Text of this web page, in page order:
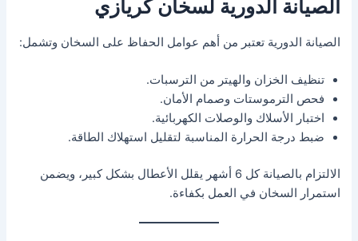
الصيانة الدورية لسخان كريازي
الصيانة الدورية تعتبر من أهم عوامل الحفاظ على السخان وتشمل:
تنظيف الخزان والهيتر من الترسبات.
فحص الترموستات وصمام الأمان.
اختبار الأسلاك والوصلات الكهربائية.
ضبط درجة الحرارة المناسبة لتقليل استهلاك الطاقة.
الالتزام بالصيانة كل 6 أشهر يقلل الأعطال بشكل كبير، ويضمن
استمرار السخان في العمل بكفاءة.